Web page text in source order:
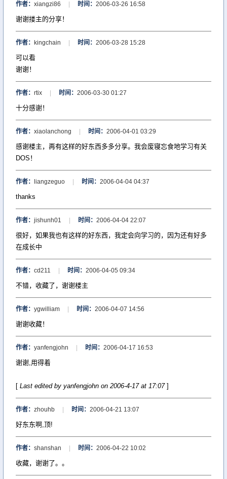
作者： xiangzi86 时间： 2006-03-26 16:58
谢谢搂主的分享！
作者： kingchain 时间： 2006-03-28 15:28
可以看
谢谢！
作者： rtix 时间： 2006-03-30 01:27
十分感谢！
作者： xiaolanchong 时间： 2006-04-01 03:29
感谢楼主，再有这样的好东西多多分享。我会废寝忘食地学习有关
DOS！
作者： liangzeguo 时间： 2006-04-04 04:37
thanks
作者： jishunh01 时间： 2006-04-04 22:07
很好，如果我也有这样的好东西，我定会向学习的，因为还有好多
在成长中
作者： cd211 时间： 2006-04-05 09:34
不错，收藏了，谢谢楼主
作者： ygwilliam 时间： 2006-04-07 14:56
谢谢收藏！
作者： yanfengjohn 时间： 2006-04-17 16:53
谢谢,用得着
[ Last edited by yanfengjohn on 2006-4-17 at 17:07 ]
作者： zhouhb 时间： 2006-04-21 13:07
好东东啊,顶!
作者： shanshan 时间： 2006-04-22 10:02
收藏，谢谢了。。